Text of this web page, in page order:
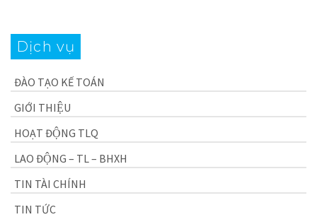
Dịch vụ
ĐÀO TẠO KẾ TOÁN
GIỚI THIỆU
HOẠT ĐỘNG TLQ
LAO ĐỘNG – TL – BHXH
TIN TÀI CHÍNH
TIN TỨC